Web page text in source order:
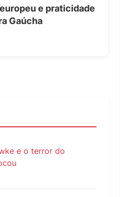
e praticidade
Gaúcha
e o terror do